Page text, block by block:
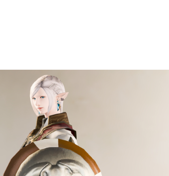
バイザー
ゴーグル
目隠し
口隠し